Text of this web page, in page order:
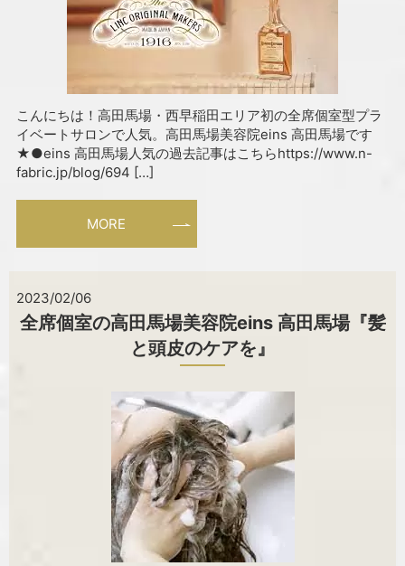
こんにちは！高田馬場・西早稲田エリア初の全席個室型プラ
イベートサロンで人気。高田馬場美容院eins 高田馬場です
★●eins 高田馬場人気の過去記事はこちらhttps://www.n-
fabric.jp/blog/694 […]
MORE
2023/02/06
全席個室の高田馬場美容院eins 高田馬場『髪
と頭皮のケアを』